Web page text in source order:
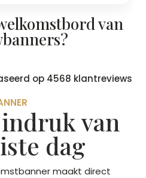
van
op 4568 klantreviews
van
dag
maakt direct